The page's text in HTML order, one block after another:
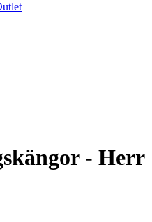
- Herr